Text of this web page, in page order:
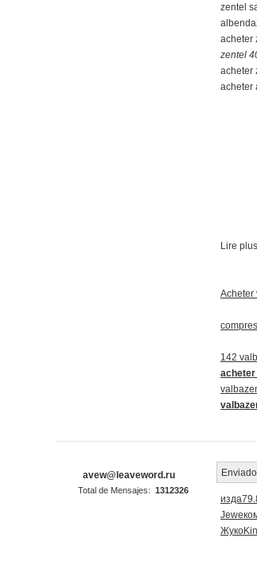
zentel
acheter
zentel
acheter
acheter
Lire
Acheter
142
acheter
avew@leaveword.ru
Total de Mensajes: 1312326
изда
Jewe
Жуко